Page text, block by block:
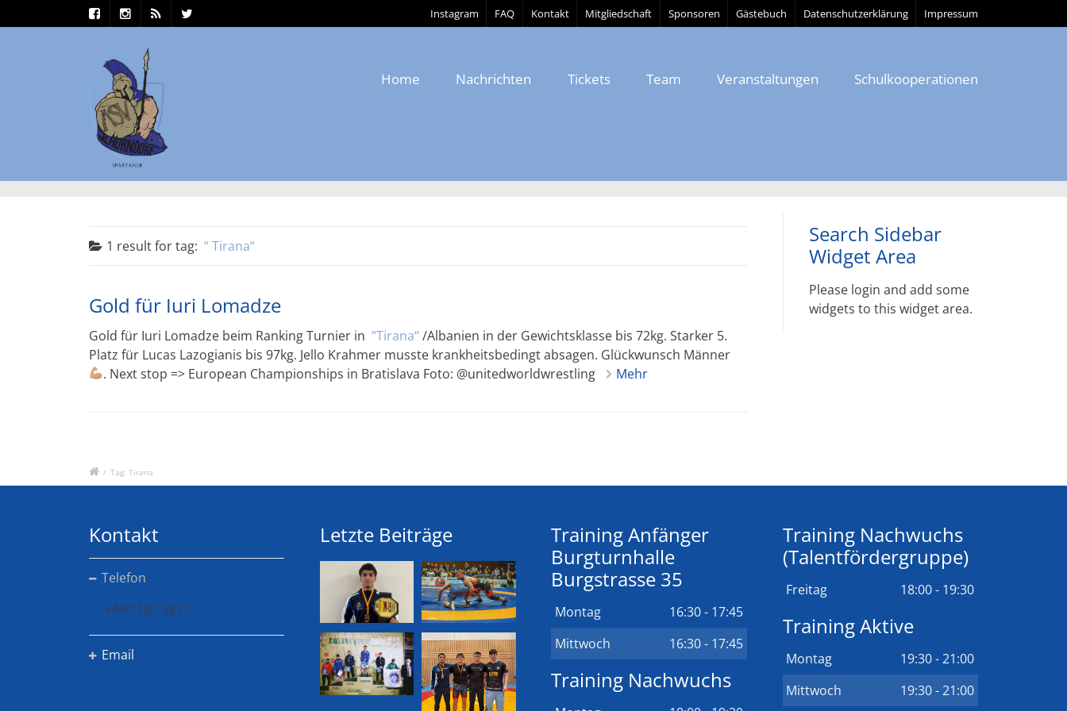
Instagram FAQ Kontakt Mitgliedschaft Sponsoren Gästebuch Datenschutzerklärung Impressum
Home Nachrichten Tickets Team Veranstaltungen Schulkooperationen
1 result fortag: Tirana
Gold für Iuri Lomadze
Gold für Iuri Lomadze beim Ranking Turnier in Tirana /Albanien in der Gewichtsklasse bis 72kg. Starker 5.
Platz für Lucas Lazogianis bis 97kg. Jello Krahmer musste krankheitsbedingt absagen. Glückwunsch Männer
. Next stop => European Championships in Bratislava Foto: @unitedworldwrestling
Mehr
Search Sidebar
Widget Area
Please login and add some
widgets to this widget area.
/ Tag: Tirana
Kontakt
Telefon
+49 7181 5811
Email
Letzte Beiträge
Training Anfänger
Burgturnhalle
Burgstrasse 35
Montag
16:30 - 17:45
Mittwoch
16:30 - 17:45
Training Nachwuchs
Training Nachwuchs
(Talentfördergruppe)
Freitag 18:00 - 19:30
Training Aktive
Montag
19:30 - 21:00
Mittwoch
19:30 - 21:00